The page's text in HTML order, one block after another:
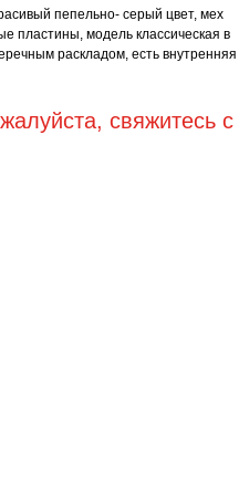
пепельно- серый цвет, мех
пластины, модель классическая в
раскладом, есть внутренняя
свяжитесь с